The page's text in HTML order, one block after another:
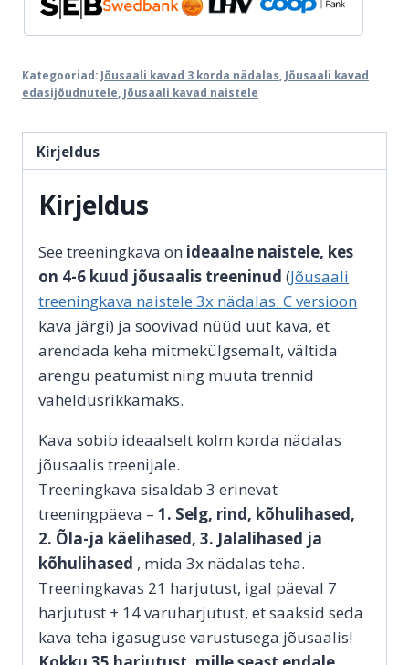
Kategooriad: Jõusaali kavad 3 korda nädalas Jõusaali kavad
edasijõudnutele Jõusaali kavad naistele
Kirjeldus
Kirjeldus
See treeningkava on ideaalne naistele, kes
on 4-6 kuud jõusaalis treeninud (Jõusaali
treeningkava naistele 3x nädalas: C versioon
kava järgi) ja soovivad nüüd uut kava, et
arendada keha mitmekülgsemalt, vältida
arengu peatumist ning muuta trennid
vaheldusrikkamaks.
Kava sobib ideaalselt kolm korda nädalas
jõusaalis treenijale.
Treeningkava sisaldab 3 erinevat
treeningpäeva – 1. Selg, rind, kõhulihased,
2. Õla-ja käelihased, 3. Jalalihased ja
kõhulihased , mida 3x nädalas teha.
Treeningkavas 21 harjutust, igal päeval 7
harjutust + 14 varuharjutust, et saaksid seda
kava teha igasuguse varustusega jõusaalis!